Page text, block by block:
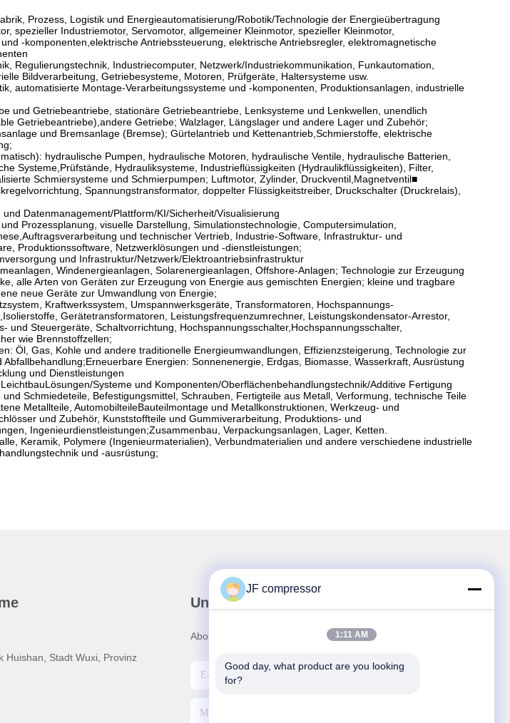
Prozess, Logistik und Energieautomatisierung/Robotik/Technologie der Energieübertragung
spezieller Industriemotor, Servomotor, allgemeiner Kleinmotor, spezieller Kleinmotor,
-komponenten,elektrische Antriebssteuerung, elektrische Antriebsregler, elektromagnetische
Regulierungstechnik, Industriecomputer, Netzwerk/Industriekommunikation, Funkautomation,
Bildverarbeitung, Getriebesysteme, Motoren, Prüfgeräte, Haltersysteme usw.
automatisierte Montage-Verarbeitungssysteme und -komponenten, Produktionsanlagen, industrielle
und Getriebeantriebe, stationäre Getriebeantriebe, Lenksysteme und Lenkwellen, unendlich
Getriebeantriebe),andere Getriebe; Walzlager, Längslager und andere Lager und Zubehör;
und Bremsanlage (Bremse); Gürtelantrieb und Kettenantrieb,Schmierstoffe, elektrische
hydraulische Pumpen, hydraulische Motoren, hydraulische Ventile, hydraulische Batterien,
Systeme,Prüfstände, Hydrauliksysteme, Industrieflüssigkeiten (Hydraulikflüssigkeiten), Filter,
Schmiersysteme und Schmierpumpen; Luftmotor, Zylinder, Druckventil,Magnetventil■
Spannungstransformator, doppelter Flüssigkeitstreiber, Druckschalter (Druckrelais),
Datenmanagement/Plattform/KI/Sicherheit/Visualisierung
Prozessplanung, visuelle Darstellung, Simulationstechnologie, Computersimulation,
und technischer Vertrieb, Industrie-Software, Infrastruktur- und
Produktionssoftware, Netzwerklösungen und -dienstleistungen;
und Infrastruktur/Netzwerk/Elektroantriebsinfrastruktur
Windenergieanlagen, Solarenergieanlagen, Offshore-Anlagen; Technologie zur Erzeugung
alle Arten von Geräten zur Erzeugung von Energie aus gemischten Energien; kleine und tragbare
neue Geräte zur Umwandlung von Energie;
Kraftwerkssystem, Umspannwerksgeräte, Transformatoren, Hochspannungs-
Gerätetransformatoren, Leistungsfrequenzumrechner, Leistungskondensator-Arrestor,
und Steuergeräte, Schaltvorrichtung, Hochspannungsschalter,Hochspannungsschalter,
wie Brennstoffzellen;
Öl, Gas, Kohle und andere traditionelle Energieumwandlungen, Effizienzsteigerung, Technologie zur
Energien: Sonnenenergie, Erdgas, Biomasse, Wasserkraft, Ausrüstung
und Dienstleistungen
Systeme und Komponenten/Oberflächenbehandlungstechnik/Additive Fertigung
Schmiedeteile, Befestigungsmittel, Schrauben, Fertigteile aus Metall, Verformung, technische Teile
Metallteile, AutomobilteileBauteilmontage und Metallkonstruktionen, Werkzeug- und
und Zubehör, Kunststoffteile und Gummiverarbeitung, Produktions- und
Ingenieurdienstleistungen;Zusammenbau, Verpackungsanlagen, Lager, Ketten.
Keramik, Polymere (Ingenieurmaterialien), Verbundmaterialien und andere verschiedene industrielle
und -ausrüstung;
Huishan, Stadt Wuxi, Provinz
Unser Newsletter
Abonnieren Sie unseren Newsletter für Rabatte und mehr.
JF compressor
1:11 AM
Good day, what product are you looking
for?